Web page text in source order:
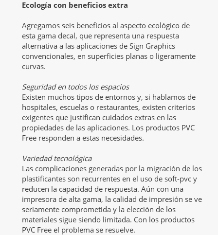
Ecología con beneficios extra
Agregamos seis beneficios al aspecto ecológico de
esta gama decal, que representa una respuesta
alternativa a las aplicaciones de Sign Graphics
convencionales, en superficies planas o ligeramente
curvas.
Seguridad en todos los espacios
Existen muchos tipos de entornos y, si hablamos de
hospitales, escuelas o restaurantes, existen criterios
exigentes que justifican cuidados extras en las
propiedades de las aplicaciones. Los productos PVC
Free responden a estas necesidades.
Variedad tecnológica
Las complicaciones generadas por la migración de los
plastificantes son recurrentes en el uso de soft-pvc y
reducen la capacidad de respuesta. Aún con una
impresora de alta gama, la calidad de impresión se ve
seriamente comprometida y la elección de los
materiales sigue siendo limitada. Con los productos
PVC Free el problema se resuelve.